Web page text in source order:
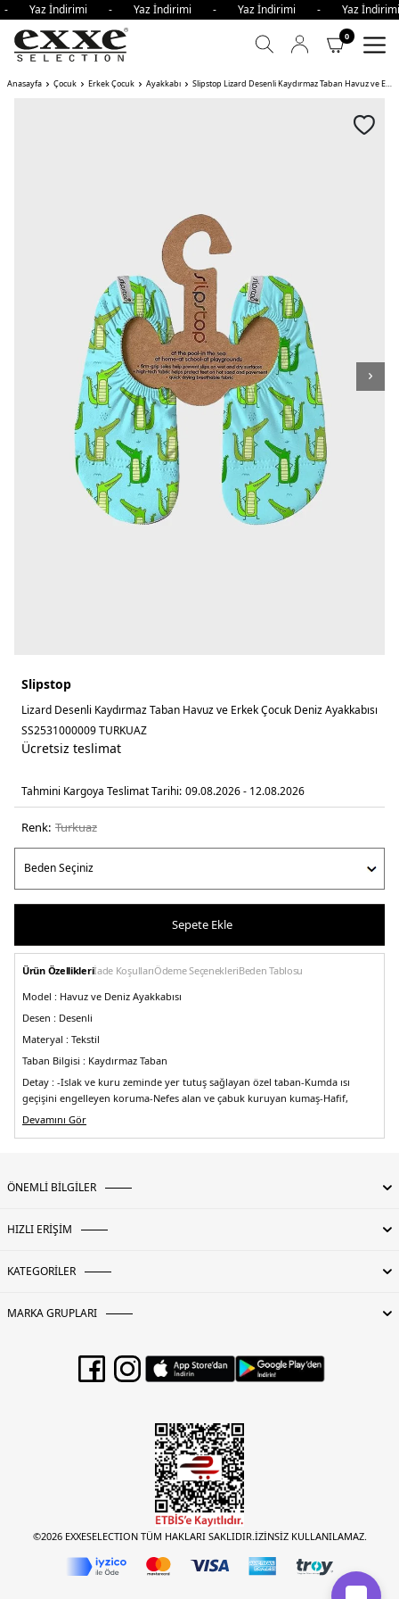
Yaz İndirimi - Yaz İndirimi - Yaz İndirimi - Yaz
0
Anasayfa Çocuk Erkek Çocuk Ayakkabı Slipstop Lizard Desenli Kaydırmaz Taban Havuz ve Erkek Çocuk Deniz Ayakkabısı TURKUAZ
Slipstop
Lizard Desenli Kaydırmaz Taban Havuz ve Erkek Çocuk Deniz Ayakkabısı
SS2531000009 TURKUAZ
Ücretsiz teslimat
Tahmini Kargoya Teslimat Tarihi: 09.08.2026 - 12.08.2026
Renk: turkuaz
Sepete Ekle
Ürün Özellikleriİade KoşullarıÖdeme SeçenekleriBeden Tablosu
Model : Havuz ve Deniz Ayakkabısı
Desen : Desenli
Materyal : Tekstil
Taban Bilgisi : Kaydırmaz Taban
Detay : -Islak ve kuru zeminde yer tutuş sağlayan özel taban-Kumda ısı
geçişini engelleyen koruma-Nefes alan ve çabuk kuruyan kumaş-Hafif,
esnek ve çok rahat
Devamını Gör
ÖNEMLİ BİLGİLER
HIZLI ERİŞİM
KATEGORİLER
MARKA GRUPLARI
©2026 EXXESELECTION TÜM HAKLARI SAKLIDIR.İZİNSİZ KULLANILAMAZ.